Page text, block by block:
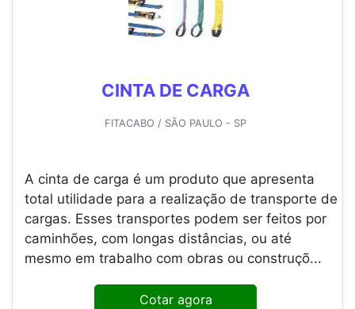
CINTA DE CARGA
FITACABO / SÃO PAULO - SP
A cinta de carga é um produto que apresenta
total utilidade para a realização de transporte de
cargas. Esses transportes podem ser feitos por
caminhões, com longas distâncias, ou até
mesmo em trabalho com obras ou construçõ...
Cotar agora